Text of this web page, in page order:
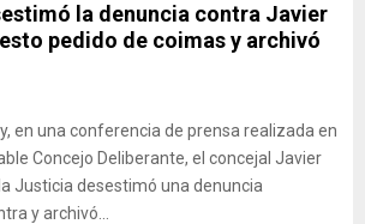
la denuncia contra Javier
pedido de coimas y archivó
en una conferencia de prensa realizada en
Concejo Deliberante, el concejal Javier
Justicia desestimó una denuncia
y archivó...